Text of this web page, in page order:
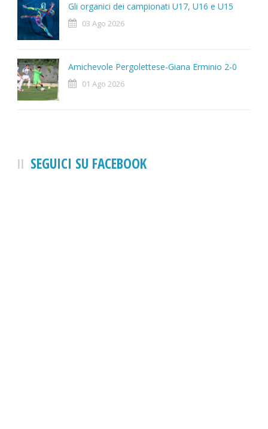
Gli organici dei campionati U17, U16 e U15
03 Ago 2026
Amichevole Pergolettese-Giana Erminio 2-0
01 Ago 2026
SEGUICI SU FACEBOOK